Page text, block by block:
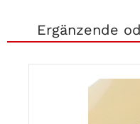
Ergänzende